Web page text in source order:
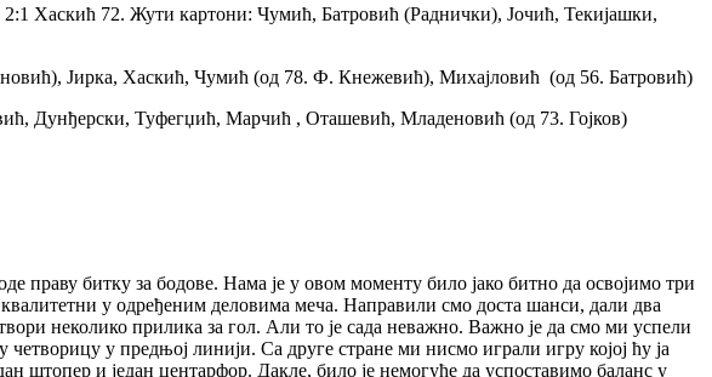
Хаскић 72. Жути картони: Чумић, Батровић (Раднички), Јочић, Текијашки,
Јирка, Хаскић, Чумић (од 78. Ф. Кнежевић), Михајловић (од 56. Батровић)
Дунђерски, Туфегџић, Марчић , Оташевић, Младеновић (од 73. Гојков)
праву битку за бодове. Нама је у овом моменту било јако битно да освојимо три
у одређеним деловима меча. Направили смо доста шанси, дали два
неколико прилика за гол. Али то је сада неважно. Важно је да смо ми успели
у предњој линији. Са друге стране ми нисмо играли игру којој ћу ја
штопер и један центарфор. Дакле, било је немогуће да успоставимо баланс у